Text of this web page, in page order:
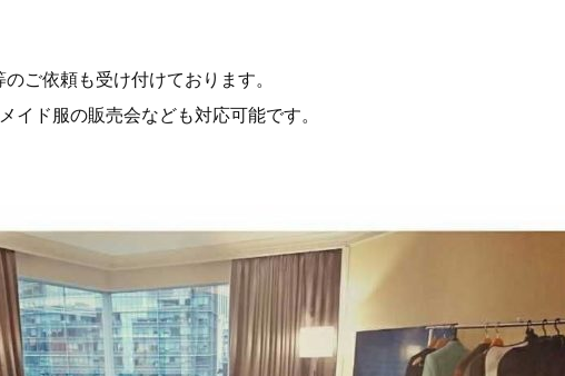
ご依頼も受け付けております。
イド服の販売会なども対応可能です。